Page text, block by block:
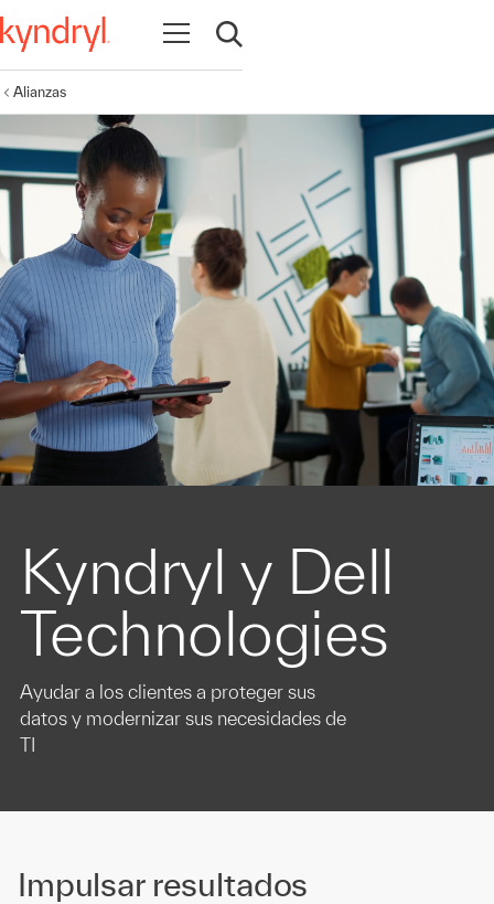
Abrir navegación
Abrir búsqueda
Alianzas
Kyndryl y Dell
Technologies
Ayudar a los clientes a proteger sus
datos y modernizar sus necesidades de
TI
Impulsar resultados